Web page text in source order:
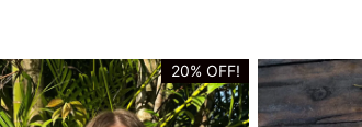
20% OFF!